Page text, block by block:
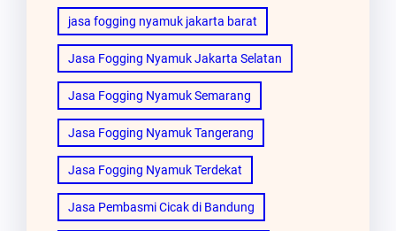
jasa fogging nyamuk jakarta barat
Jasa Fogging Nyamuk Jakarta Selatan
Jasa Fogging Nyamuk Semarang
Jasa Fogging Nyamuk Tangerang
Jasa Fogging Nyamuk Terdekat
Jasa Pembasmi Cicak di Bandung